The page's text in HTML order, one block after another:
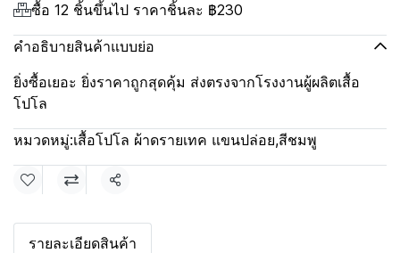
ซื้อ 12 ชิ้นขึ้นไป ราคาชิ้นละ ฿230
คำอธิบายสินค้าแบบย่อ
ยิ่งซื้อเยอะ ยิ่งราคาถูกสุดคุ้ม ส่งตรงจากโรงงานผู้ผลิตเสื้อ
โปโล
หมวดหมู่:เสื้อโปโล ผ้าดรายเทค แขนปล่อย,สีชมพู
แชร์
รายละเอียดสินค้า